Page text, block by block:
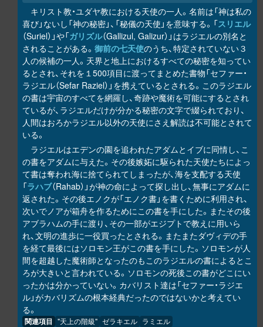
キリスト教・ユダヤ教における天使の一人。名前は「神は私の
喜び」ないし「神の秘密」、「秘儀の天使」を意味する。「スリエル
（Suriel）」や「ガリズル（Gallizul, Galizur）」はラジエルの別名と
されることがある。 御前の七天使のうち、特定されていない３
人の候補の一人。天界と地上におけるすべての秘密を知ってい
るとされ、それを１500項目に渡ってまとめた書物「セファー・
ラジエル（Sefar Raziel）」を携えているとされる。このラジエル
の書は宇宙のすべてを網羅し、奇跡や魔術を可能にするとされ
ているが、ラジエルだけが分かる秘密の文字で綴られており、
人間はおろかラジエル以外の天使にさえ解読は不可能とされて
いる。
ラジエルはエデンの園を追われたアダムとイブに同情し、こ
の書をアダムに与えた。その後嫉妬に駆られた天使たちによっ
て書は奪われ海に捨てられてしまったが、海を支配する天使
「ラハブ（Rahab）」が神の命によって探し出し、無事にアダムに
返された。その後エノクが「エノク書」を書くために利用され、
次いでノアが箱舟を作るためにこの書を手にした。またその後
アブラハムの手に渡り、その一部がエジプトで教えに用いら
れ、文明の進歩に一役買ったとされる。またまたダヴィデの手
を経て最後にはソロモン王がこの書を手にした。ソロモンが人
間を超越した魔術師となったのもこのラジエルの書によるとこ
ろが大きいと言われている。ソロモンの死後この書がどこにい
ったかは分かっていない。カバリスト達は「セファー・ラジエ
ル」がカバリズムの根本経典だったのではないかと考えてい
る。
関連項目 "天上の階級" ゼラキエル ラミエル